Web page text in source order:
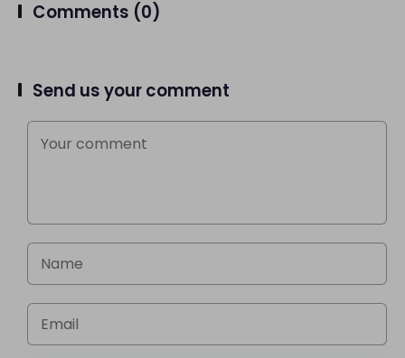
Comments (0)
Send us your comment